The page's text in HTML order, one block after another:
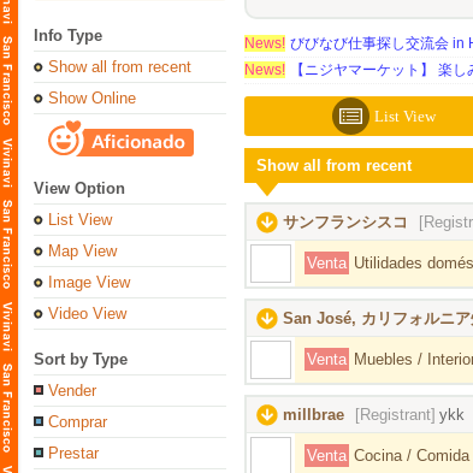
Info Type
Show all from recent
Show Online
View Option
List View
Map View
Image View
Video View
Sort by Type
Vender
Comprar
Prestar
News! びびなび仕事探し交流会 in
News!
【ニジヤマーケット】 楽
List View
Show all from recent
サンフランシスコ
Venta Utilidades
San José, カリフォルニア
Venta Muebles /
millbrae [Registrant] ykk
Venta Cocina / Comida